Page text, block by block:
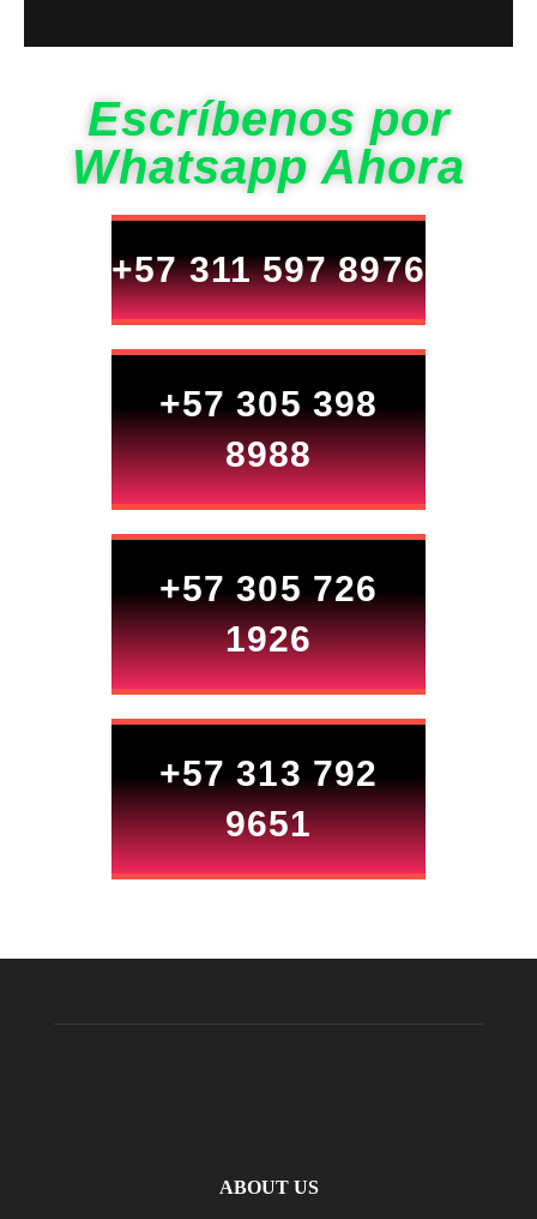
Escríbenos por
Whatsapp Ahora
+57 311 597 8976
+57 305 398
8988
+57 305 726
1926
+57 313 792
9651
ABOUT US